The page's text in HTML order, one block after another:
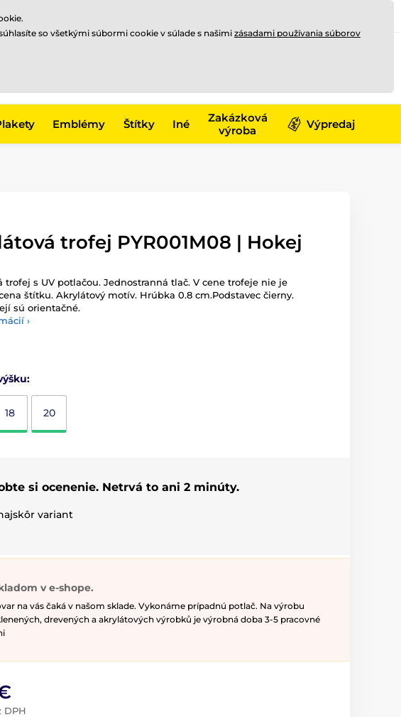
Emblémy Štítky Iné
Zakázková
výroba
Výpredaj
trofej PYR001M08 | Hokej
trofej s UV potlačou. Jednostranná tlač. V cene trofeje nie je
štítku. Akrylátový motív. Hrúbka 0.8 cm.Podstavec čierny.
sú orientačné.
›
18 20
si ocenenie. Netrvá to ani 2 minúty.
variant
v e-shope.
na vás čaká v našom sklade. Vykonáme prípadnú potlač. Na výrobu
drevených a akrylátových výrobků je výrobná doba 3-5 pracovné
DPH
so všetkými súbormi cookie v súlade s našimi zásadami používania súborov